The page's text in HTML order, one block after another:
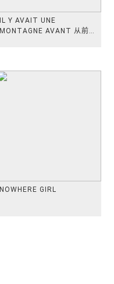
IL Y AVAIT UNE
MONTAGNE AVANT 从前有
NOWHERE GIRL